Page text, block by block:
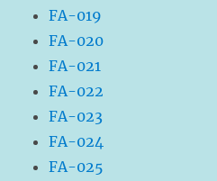
FA-019
FA-020
FA-021
FA-022
FA-023
FA-024
FA-025